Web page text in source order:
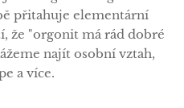
přitahuje elementární
že "orgonit má rád dobré
najít osobní vztah,
a více.